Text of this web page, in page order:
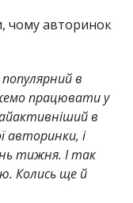
чому авторинок
в
працювати у
в
авторинки, і
тижня. І так
Колись ще й